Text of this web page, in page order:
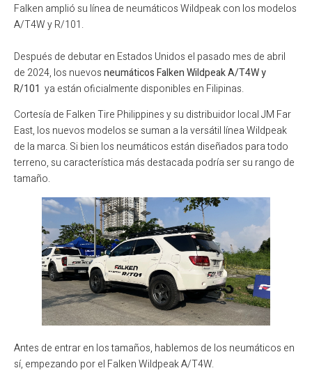
Falken amplió su línea de neumáticos Wildpeak con los modelos
A/T4W y R/101.
Después de debutar en Estados Unidos el pasado mes de abril
de 2024, los nuevosneumáticos Falken Wildpeak A/T4W y
R/101 ya están oficialmente disponibles en Filipinas.
Cortesía de Falken Tire Philippines y su distribuidor local JM Far
East, los nuevos modelos se suman a la versátil línea Wildpeak
de la marca. Si bien los neumáticos están diseñados para todo
terreno, su característica más destacada podría ser su rango de
tamaño.
Antes de entrar en los tamaños, hablemos de los neumáticos en
sí, empezando por el Falken Wildpeak A/T4W.